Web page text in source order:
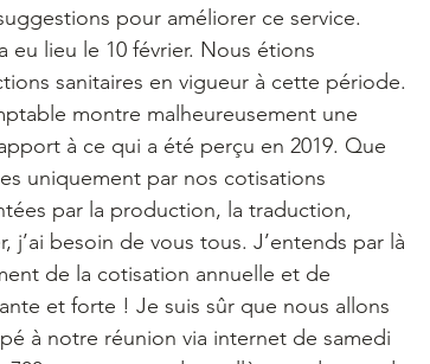
pour améliorer ce service.
eu lieu le 10 février. Nous étions
sanitaires en vigueur à cette période.
montre malheureusement une
à ce qui a été perçu en 2019. Que
uniquement par nos cotisations
par la production, la traduction,
j’ai besoin de vous tous. J’entends par là
de la cotisation annuelle et de
et forte ! Je suis sûr que nous allons
à notre réunion via internet de samedi